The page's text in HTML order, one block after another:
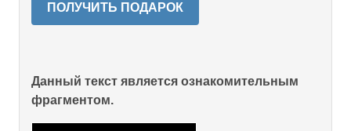
ПОЛУЧИТЬ ПОДАРОК
Данный текст является ознакомительным
фрагментом.